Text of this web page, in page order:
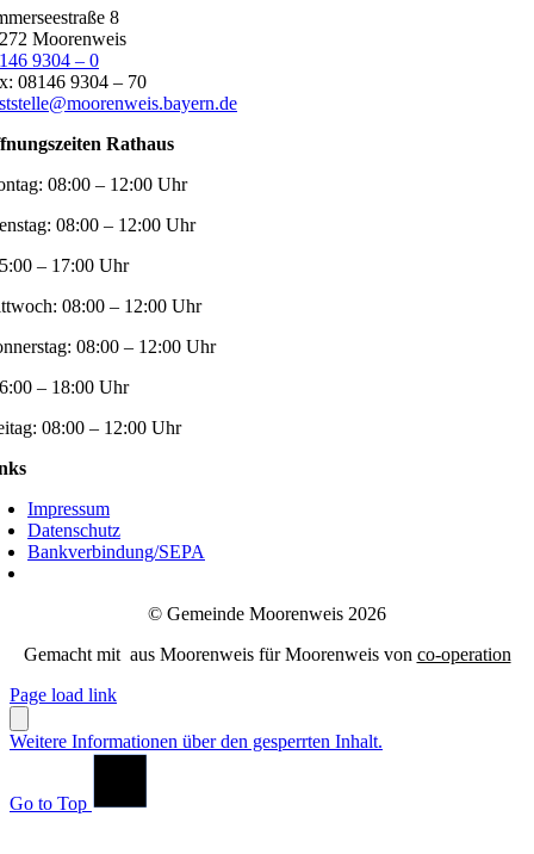
8
Moorenweis
9304 – 0
08146 9304 – 70
Rathaus
08:00 – 12:00 Uhr
08:00 – 12:00 Uhr
– 17:00 Uhr
08:00 – 12:00 Uhr
08:00 – 12:00 Uhr
– 18:00 Uhr
08:00 – 12:00 Uhr
Impressum
Datenschutz
Bankverbindung/SEPA
© Gemeinde Moorenweis 2026
Gemacht mit aus Moorenweis für Moorenweis von co-operation
Page load link
Weitere Informationen über den gesperrten Inhalt.
Go to Top